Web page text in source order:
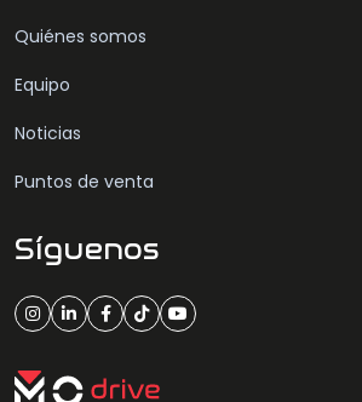
Quiénes somos
Equipo
Noticias
Puntos de venta
Síguenos